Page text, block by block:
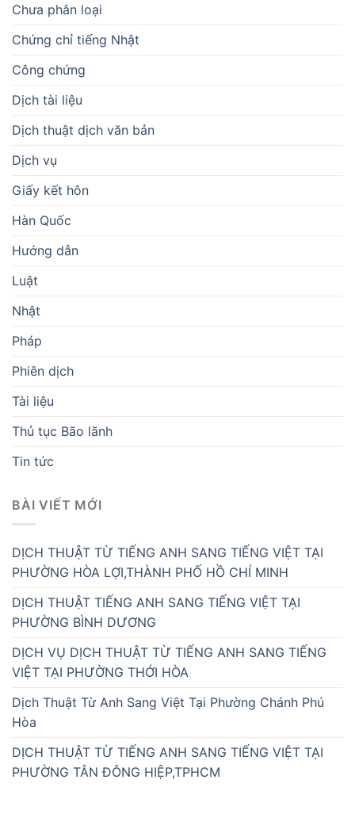
Chưa phân loại
Chứng chỉ tiếng Nhật
Công chứng
Dịch tài liệu
Dịch thuật dịch văn bản
Dịch vụ
Giấy kết hôn
Hàn Quốc
Hướng dẫn
Luật
Nhật
Pháp
Phiên dịch
Tài liệu
Thủ tục Bão lãnh
Tin tức
BÀI VIẾT MỚI
DỊCH THUẬT TỪ TIẾNG ANH SANG TIẾNG VIỆT TẠI
PHƯỜNG HÒA LỢI,THÀNH PHỐ HỒ CHÍ MINH
DỊCH THUẬT TIẾNG ANH SANG TIẾNG VIỆT TẠI
PHƯỜNG BÌNH DƯƠNG
DỊCH VỤ DỊCH THUẬT TỪ TIẾNG ANH SANG TIẾNG
VIỆT TẠI PHƯỜNG THỚI HÒA
Dịch Thuật Từ Anh Sang Việt Tại Phường Chánh Phú
Hòa
DỊCH THUẬT TỪ TIẾNG ANH SANG TIẾNG VIỆT TẠI
PHƯỜNG TÂN ĐÔNG HIỆP,TPHCM